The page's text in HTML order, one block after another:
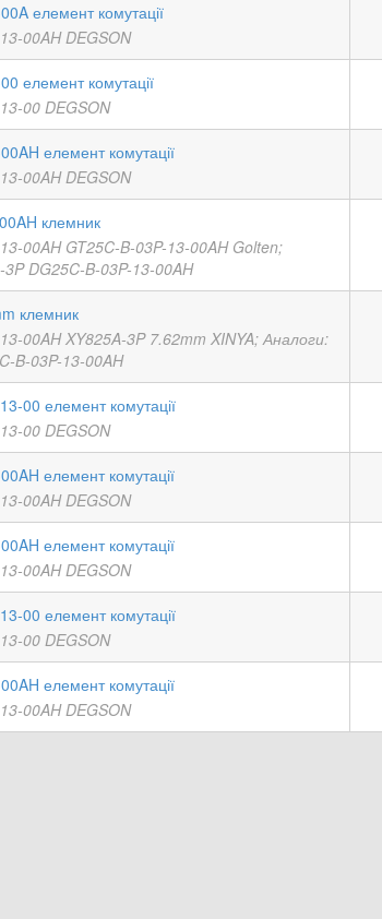
елемент комутації
00AH DEGSON
елемент комутації
00 DEGSON
елемент комутації
00AH DEGSON
клемник
00AH GT25C-B-03P-13-00AH Golten;
DG25C-B-03P-13-00AH
клемник
00AH XY825A-3P 7.62mm XINYA; Аналоги:
B-03P-13-00AH
00 елемент комутації
00 DEGSON
елемент комутації
00AH DEGSON
елемент комутації
00AH DEGSON
00 елемент комутації
00 DEGSON
елемент комутації
00AH DEGSON